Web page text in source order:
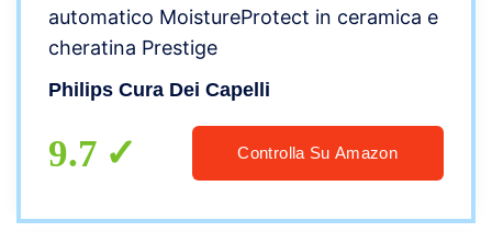
automatico MoistureProtect in ceramica e
cheratina Prestige
Philips Cura Dei Capelli
9.7 Controlla Su Amazon